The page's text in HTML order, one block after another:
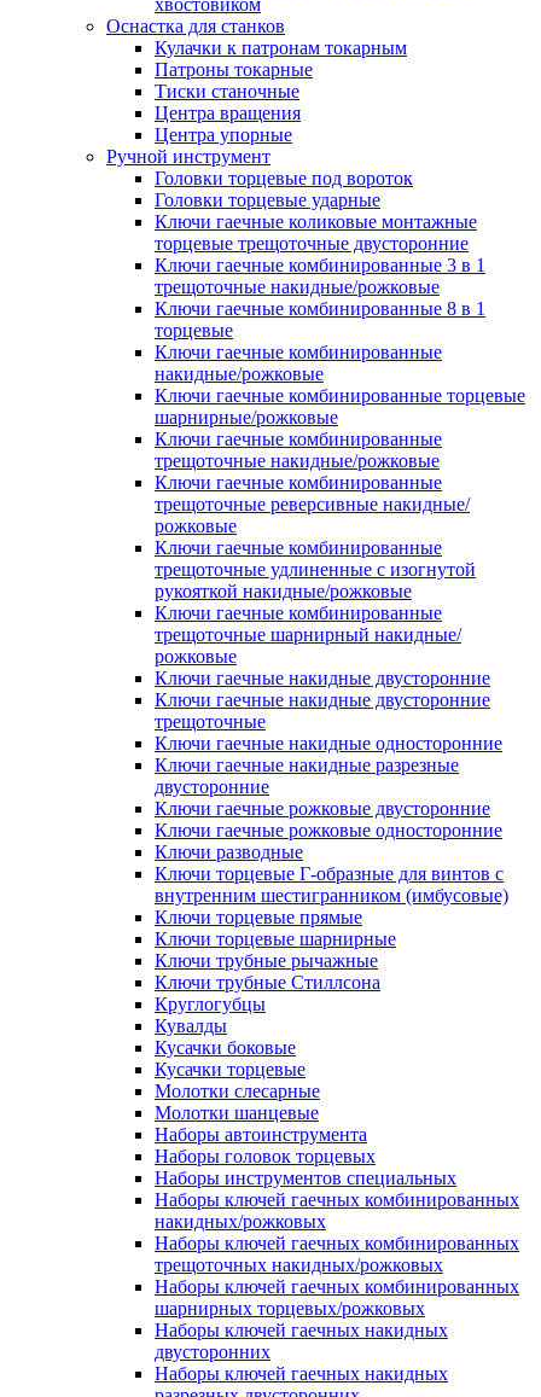
хвостовиком
Оснастка для станков
Кулачки к патронам токарным
Патроны токарные
Тиски станочные
Центра вращения
Центра упорные
Ручной инструмент
Головки торцевые под вороток
Головки торцевые ударные
Ключи гаечные коликовые монтажные
торцевые трещоточные двусторонние
Ключи гаечные комбинированные 3 в 1
трещоточные накидные/рожковые
Ключи гаечные комбинированные 8 в 1
торцевые
Ключи гаечные комбинированные
накидные/рожковые
Ключи гаечные комбинированные торцевые
шарнирные/рожковые
Ключи гаечные комбинированные
трещоточные накидные/рожковые
Ключи гаечные комбинированные
трещоточные реверсивные накидные/
рожковые
Ключи гаечные комбинированные
трещоточные удлиненные с изогнутой
рукояткой накидные/рожковые
Ключи гаечные комбинированные
трещоточные шарнирный накидные/
рожковые
Ключи гаечные накидные двусторонние
Ключи гаечные накидные двусторонние
трещоточные
Ключи гаечные накидные односторонние
Ключи гаечные накидные разрезные
двусторонние
Ключи гаечные рожковые двусторонние
Ключи гаечные рожковые односторонние
Ключи разводные
Ключи торцевые Г-образные для винтов с
внутренним шестигранником (имбусовые)
Ключи торцевые прямые
Ключи торцевые шарнирные
Ключи трубные рычажные
Ключи трубные Стиллсона
Круглогубцы
Кувалды
Кусачки боковые
Кусачки торцевые
Молотки слесарные
Молотки шанцевые
Наборы автоинструмента
Наборы головок торцевых
Наборы инструментов специальных
Наборы ключей гаечных комбинированных
накидных/рожковых
Наборы ключей гаечных комбинированных
трещоточных накидных/рожковых
Наборы ключей гаечных комбинированных
шарнирных торцевых/рожковых
Наборы ключей гаечных накидных
двусторонних
Наборы ключей гаечных накидных